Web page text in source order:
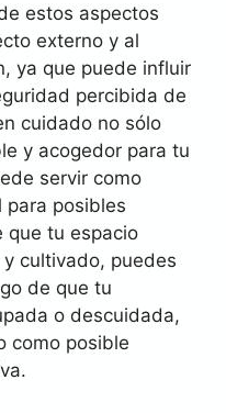
estos aspectos
externo y al
ya que puede influir
percibida de
cuidado no sólo
y acogedor para tu
servir como
para posibles
que tu espacio
cultivado, puedes
de que tu
o descuidada,
como posible